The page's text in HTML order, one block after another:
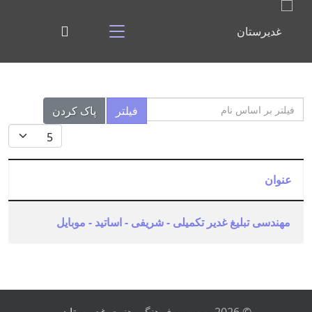
فیلتر بر اساس نام فیلتر
پاک کردن
نمایش #
عنوان
مهندسی تبلیغ غدیر تکمیلی - شریفی - اساتید - موبایل